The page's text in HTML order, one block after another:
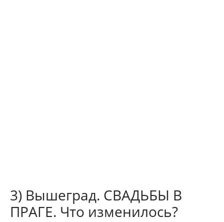
3) Вышеград. СВАДЬБЫ В
ПРАГЕ. Что изменилось?